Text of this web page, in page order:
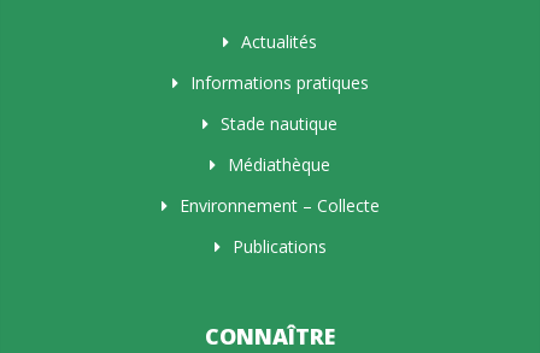
Actualités
Informations pratiques
Stade nautique
Médiathèque
Environnement – Collecte
Publications
CONNAÎTRE